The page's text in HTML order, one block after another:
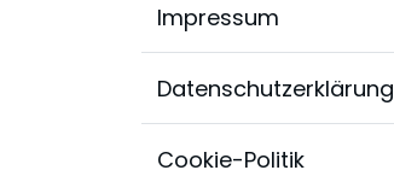
Impressum
Datenschutzerklärung
Cookie-Politik